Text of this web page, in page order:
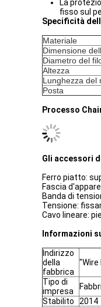
La
fisso sul
Specificità
Materiale
Dimensione
Diametro del
Altezza
Lunghezza del
Posta
Processo
Gli accessori
Ferro piatto:
Fascia
Banda di
Tensione:
Cavo lineare:
Informazioni
Indirizzo
della
fabbrica
"Wire
Tipo di
impresa
Stabilito
2014